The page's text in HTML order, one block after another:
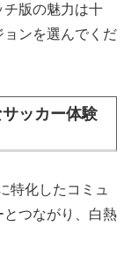
チ版の魅力は十
ンを選んでくだ
ッカー体験
特化したコミュ
つながり、白熱